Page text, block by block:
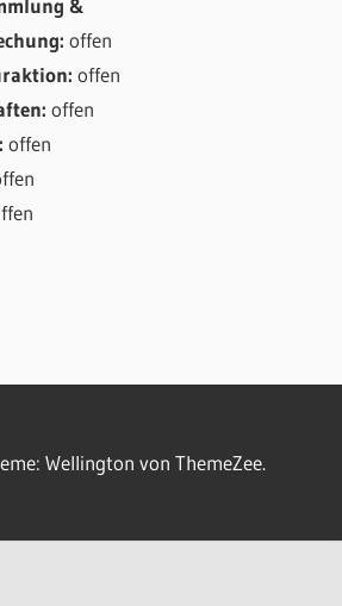
offen
offen
offen
offen
Wellington von ThemeZee.